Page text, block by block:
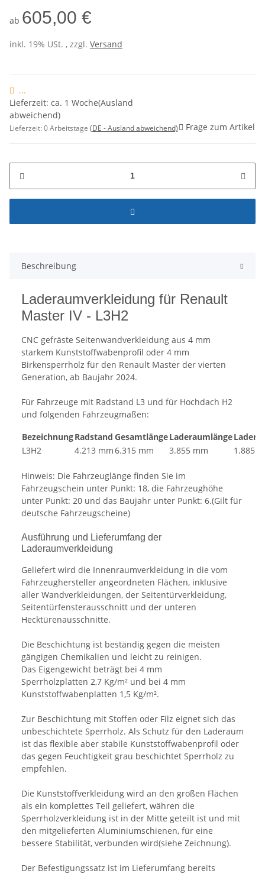
ab 605,00 €
inkl. 19% USt. , zzgl. Versand
...
Lieferzeit: ca. 1 Woche(Ausland
abweichend)
Lieferzeit:0 Arbeitstage (DE - Ausland abweichend) Frage zum Artikel
Beschreibung
Laderaumverkleidung für Renault
Master IV - L3H2
CNC gefräste Seitenwandverkleidung aus 4 mm
starkem Kunststoffwabenprofil oder 4 mm
Birkensperrholz für den Renault Master der vierten
Generation, ab Baujahr 2024.
Für Fahrzeuge mit Radstand L3 und für Hochdach H2
und folgenden Fahrzeugmaßen:
BezeichnungRadstand GesamtlängeLaderaumlänge
L3H2
4.213 mm6.315 mm 3.855 mm 1.885
Hinweis: Die Fahrzeuglänge finden Sie im
Fahrzeugschein unter Punkt: 18, die Fahrzeughöhe
unter Punkt: 20 und das Baujahr unter Punkt: 6.(Gilt für
deutsche Fahrzeugscheine)
Ausführung und Lieferumfang der
Laderaumverkleidung
Geliefert wird die Innenraumverkleidung in die vom
Fahrzeughersteller angeordneten Flächen, inklusive
aller Wandverkleidungen, der Seitentürverkleidung,
Seitentürfensterausschnitt und der unteren
Hecktürenausschnitte.
Die Beschichtung ist beständig gegen die meisten
gängigen Chemikalien und leicht zu reinigen.
Das Eigengewicht beträgt bei 4 mm
Sperrholzplatten 2,7 Kg/m² und bei 4 mm
Kunststoffwabenplatten 1,5 Kg/m².
Zur Beschichtung mit Stoffen oder Filz eignet sich das
unbeschichtete Sperrholz. Als Schutz für den Laderaum
ist das flexible aber stabile Kunststoffwabenprofil oder
das gegen Feuchtigkeit grau beschichtet Sperrholz zu
empfehlen.
Die Kunststoffverkleidung wird an den großen Flächen
als ein komplettes Teil geliefert, währen die
Sperrholzverkleidung ist in der Mitte geteilt ist und mit
den mitgelieferten Aluminiumschienen, für eine
bessere Stabilität, verbunden wird(siehe Zeichnung).
Der Befestigungssatz ist im Lieferumfang bereits